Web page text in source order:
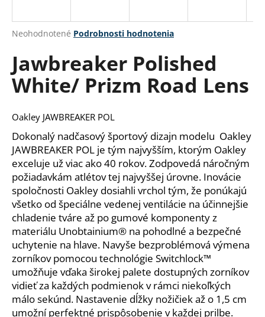
Priemerné
produktu
0,0
z
hviezdičiek.
Neohodnotené Podrobnosti hodnotenia
Jawbreaker Polished
White/ Prizm Road Lens
Oakley JAWBREAKER POL
Dokonalý nadčasový športový dizajn modelu Oakley
JAWBREAKER POL je tým najvyšším, ktorým Oakley
exceluje už viac ako 40 rokov. Zodpovedá náročným
požiadavkám atlétov tej najvyššej úrovne. Inovácie
spoločnosti Oakley dosiahli vrchol tým, že ponúkajú
všetko od špeciálne vedenej ventilácie na účinnejšie
chladenie tváre až po gumové komponenty z
materiálu Unobtainium® na pohodlné a bezpečné
uchytenie na hlave. Navyše bezproblémová výmena
zorníkov pomocou technológie Switchlock™
umožňuje vďaka širokej palete dostupných zorníkov
vidieť za každých podmienok v rámci niekoľkých
málo sekúnd. Nastavenie dĺžky nožičiek až o 1,5 cm
umožní perfektné prispôsobenie v každej prilbe.
j
ť
?
HĽADAŤ
O
d
p
o
r
ú
č
a
m
e